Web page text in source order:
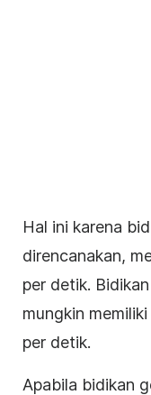
Hal ini karena
direncanakan,
per detik.
mungkin
per detik.
Apabila bidikan